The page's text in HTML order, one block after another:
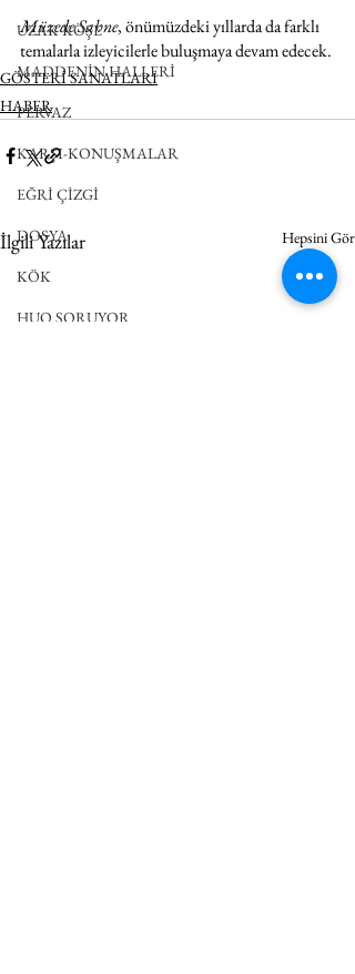
UZAK KÖŞE
MADDENİN HALLERİ
PERVAZ
KARŞI-KONUŞMALAR
EĞRİ ÇİZGİ
DOSYA
KÖK
HUO SORUYOR
Müzede Sahne, önümüzdeki yıllarda da farklı
temalarla izleyicilerle buluşmaya devam edecek.
GÖSTERİ SANATLARI
HABER
İlgili Yazılar Hepsini Gör